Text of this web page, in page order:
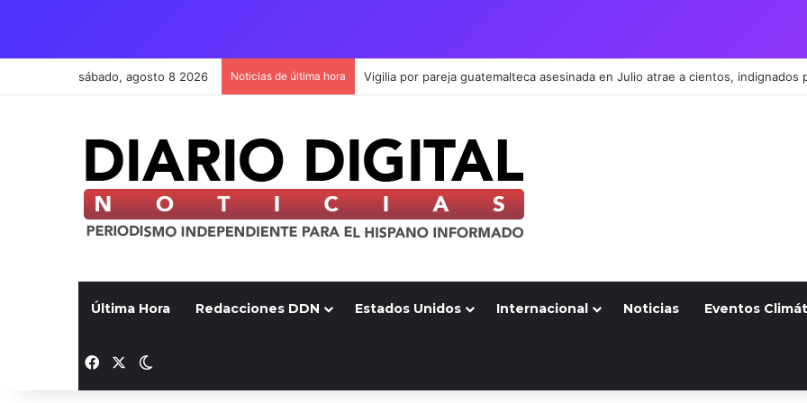
sábado, agosto 8 2026 Noticias de última hora
Última Hora Redacciones DDN Estados Unidos Internacional Noticias Eventos
Facebook